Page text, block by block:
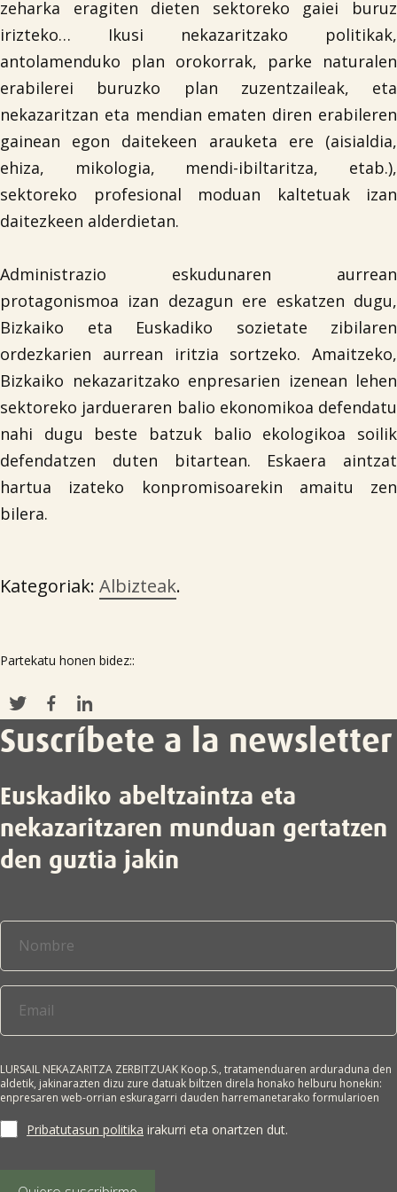

zeharka eragiten dieten sektoreko gaiei buruz
irizteko… Ikusi nekazaritzako politikak,
antolamenduko plan orokorrak, parke naturalen
erabilerei buruzko plan zuzentzaileak, eta
nekazaritzan eta mendian ematen diren erabileren
gainean egon daitekeen arauketa ere (aisialdia,
ehiza, mikologia, mendi-ibiltaritza, etab.),
sektoreko profesional moduan kaltetuak izan
daitezkeen alderdietan.
Administrazio eskudunaren aurrean
protagonismoa izan dezagun ere eskatzen dugu,
Bizkaiko eta Euskadiko sozietate zibilaren
ordezkarien aurrean iritzia sortzeko. Amaitzeko,
Bizkaiko nekazaritzako enpresarien izenean lehen
sektoreko jardueraren balio ekonomikoa defendatu
nahi dugu beste batzuk balio ekologikoa soilik
defendatzen duten bitartean. Eskaera aintzat
hartua izateko konpromisoarekin amaitu zen
bilera.
Kategoriak: Albizteak.
Partekatu honen bidez::
Suscríbete a la newsletter
Euskadiko abeltzaintza eta
nekazaritzaren munduan gertatzen
den guztia jakin
LURSAIL NEKAZARITZA ZERBITZUAK Koop.S., tratamenduaren arduraduna den
aldetik, jakinarazten dizu zure datuak biltzen direla honako helburu honekin:
enpresaren web-orrian eskuragarri dauden harremanetarako formularioen
jartzeko eta/edo enpresa horren merkataritza-informazioa bidaltzeko.
Interesdunaren adostasuna da tratamendurako oinarri juridikoa. Zure datuak
Pribatutasun politika irakurri eta onartzen dut.